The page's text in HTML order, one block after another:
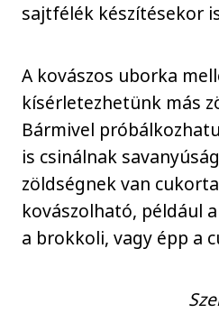
sajtfélék készítésekor
A kovászos uborka
kísérletezhetünk más
Bármivel
is csinálnak
zöldségnek van
kovászolható, például
a brokkoli, vagy épp a